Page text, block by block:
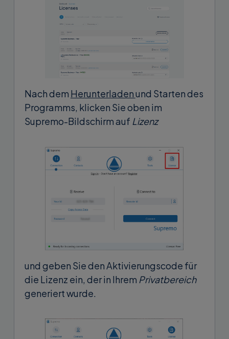
Nach dem Herunterladenund Starten des
Programms, klicken Sie oben im
Supremo-Bildschirm auf Lizenz
und geben Sie den Aktivierungscode für
die Lizenz ein, der in Ihrem Privatbereich
generiert wurde.